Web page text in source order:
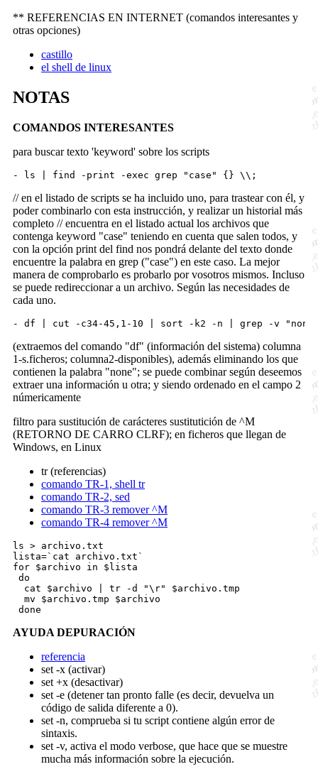
** REFERENCIAS EN INTERNET (comandos interesantes y
otras opciones)
castillo
el shell de linux
NOTAS
COMANDOS INTERESANTES
para buscar texto 'keyword' sobre los scripts
// en el listado de scripts se ha incluido uno, para trastear con él, y
poder combinarlo con esta instrucción, y realizar un historial más
completo // encuentra en el listado actual los archivos que
contenga keyword "case" teniendo en cuenta que salen todos, y
con la opción print del find nos pondrá delante del texto donde
encuentre la palabra en grep ("case") en este caso. La mejor
manera de comprobarlo es probarlo por vosotros mismos. Incluso
se puede redireccionar a un archivo. Según las necesidades de
cada uno.
(extraemos del comando "df" (información del sistema) columna
1-s.ficheros; columna2-disponibles), además eliminando los que
contienen la palabra "none"; se puede combinar según deseemos
extraer una información u otra; y siendo ordenado en el campo 2
númericamente
filtro para sustitución de carácteres sustitutición de ^M
(RETORNO DE CARRO CLRF); en ficheros que llegan de
Windows, en Linux
tr (referencias)
comando TR-1, shell tr
comando TR-2, sed
comando TR-3 remover ^M
comando TR-4 remover ^M
ls > archivo.txt
lista=`cat archivo.txt`
for $archivo in $lista
do
  cat $archivo | tr -d "\r" $archivo.tmp
  mv $archivo.tmp $archivo
AYUDA DEPURACIÓN
referencia
set -x (activar)
set +x (desactivar)
set -e (detener tan pronto falle (es decir, devuelva un
código de salida diferente a 0).
set -n, comprueba si tu script contiene algún error de
sintaxis.
set -v, activa el modo verbose, que hace que se muestre
mucha más información sobre la ejecución.